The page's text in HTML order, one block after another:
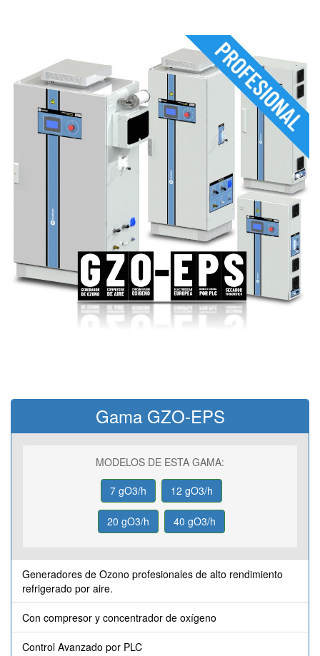
Gama GZO-EPS
MODELOS DE ESTA GAMA:
7 gO3/h
12 gO3/h
20 gO3/h 40 gO3/h
Generadores de Ozono profesionales de alto rendimiento
refrigerado por aire.
Con compresor y concentrador de oxígeno
Control Avanzado por PLC